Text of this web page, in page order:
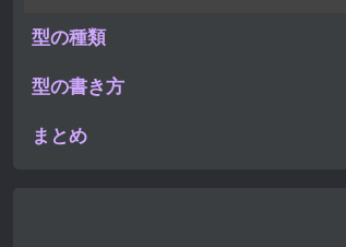
型の種類
型の書き方
まとめ